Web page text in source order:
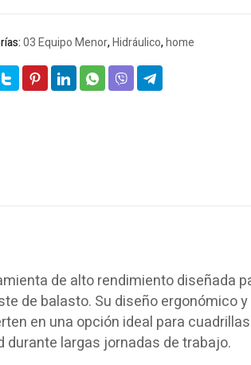
03 Equipo Menor,Hidráulico,home
de alto rendimiento diseñada
de balasto. Su diseño ergonómico
en una opción ideal para cuadrillas
largas jornadas de trabajo.